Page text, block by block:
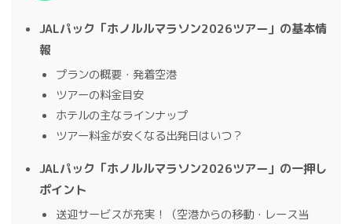
JALパック「ホノルルマラソン2026ツアー」の基本情
報
プランの概要・発着空港
ツアーの料金目安
ホテルの主なラインナップ
ツアー料金が安くなる出発日はいつ？
JALパック「ホノルルマラソン2026ツアー」の一押し
ポイント
送迎サービスが充実！（空港からの移動・レース当